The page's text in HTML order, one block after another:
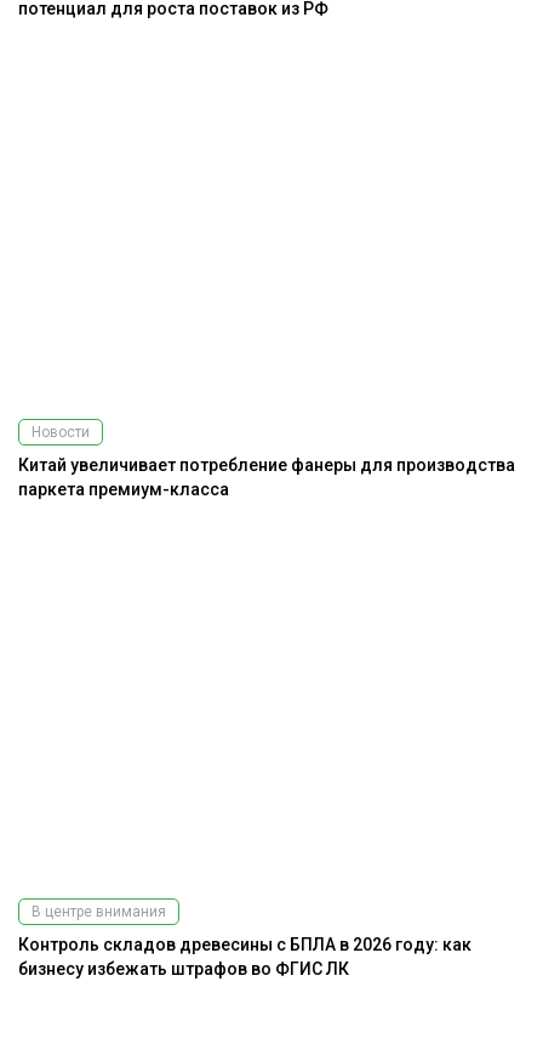
потенциал для роста поставок из РФ
Новости
Китай увеличивает потребление фанеры для производства
паркета премиум-класса
В центре внимания
Контроль складов древесины с БПЛА в 2026 году: как
бизнесу избежать штрафов во ФГИС ЛК